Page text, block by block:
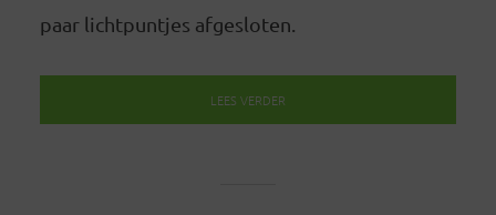
paar lichtpuntjes afgesloten.
LEES VERDER